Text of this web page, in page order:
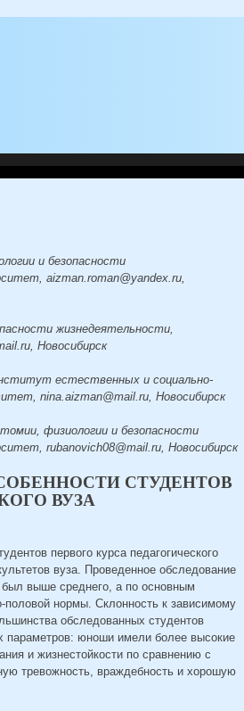
и безопасности
aizman.roman@yandex.ru,
жизнедеятельности,
Новосибирск
естественных и социально-
nina.aizman@mail.ru, Новосибирск
физиологии и безопасности
rubanovich08@mail.ru, Новосибирск
СТУДЕНТОВ
ВУЗА
первого курса педагогического
вуза. Проведенное обследование
был выше среднего, а по основным
половой нормы. Склонность к зависимому
обследованных студентов
параметров: юноши имели более высокие
и жизнестойкости по сравнению с
тревожность, враждебность и хорошую